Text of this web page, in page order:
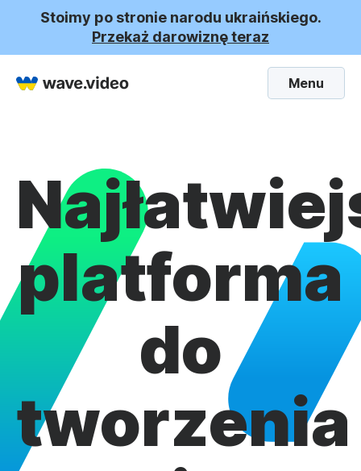
Stoimy po stronie narodu ukraińskiego.
Przekaż darowiznę teraz
Menu
platforma
do
tworzenia